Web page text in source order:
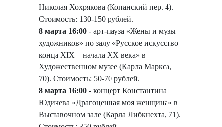
Николая Хохрякова (Копанский пер. 4).
Стоимость: 130-150 рублей.
8 марта 16:00 - арт-пауза «Жены и музы
художников» по залу «Русское искусство
конца XIX – начала XX века» в
Художественном музее (Карла Маркса,
70). Стоимость: 50-70 рублей.
8 марта 16:00 - концерт Константина
Юдичева «Драгоценная моя женщина» в
Выставочном зале (Карла Либкнехта, 71).